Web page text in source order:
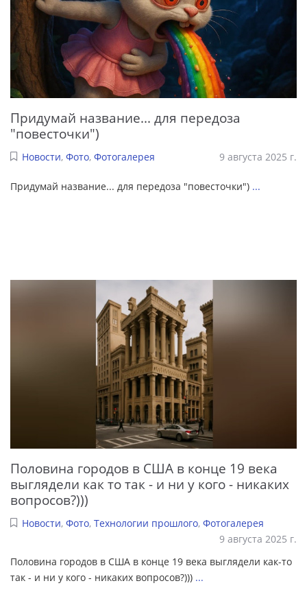
Придумай название... для передоза
"повесточки")
Новости, Фото, Фотогалерея 9 августа 2025 г.
Придумай название... для передоза "повесточки") ...
Половина городов в США в конце 19 века
выглядели как то так - и ни у кого - никаких
вопросов?)))
Новости, Фото, Технологии прошлого, Фотогалерея
9 августа 2025 г.
Половина городов в США в конце 19 века выглядели как-то
так - и ни у кого - никаких вопросов?))) ...